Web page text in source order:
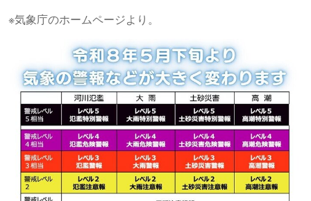
※気象庁のホームページより。